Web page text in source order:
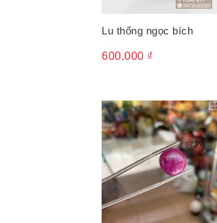
Lu thống ngọc bích
600.000 ₫